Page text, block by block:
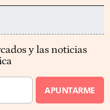
y las noticias
APUNTARME